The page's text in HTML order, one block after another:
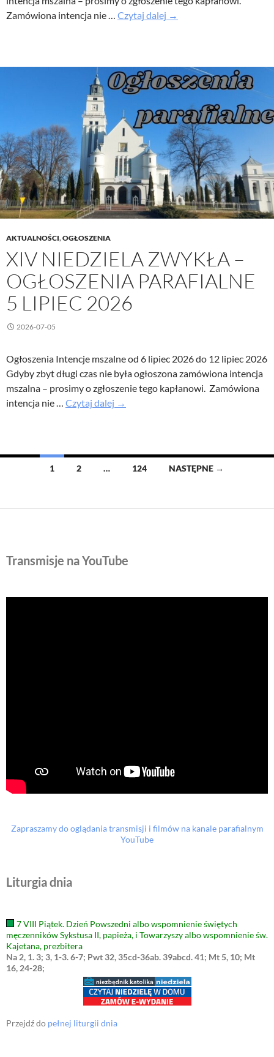
Zamówiona intencja nie … Czytaj dalej XV
Ogłoszenia
parafialne
lipiec
2026
→
AKTUALNOŚCI,OGŁOSZENIA
XIV NIEDZIELA ZWYKŁA –
OGŁOSZENIA PARAFIALNE
5 LIPIEC 2026
2026-07-05
Ogłoszenia Intencje mszalne od 6 lipiec 2026 do 12 lipiec 2026
Gdyby zbyt długi czas nie była ogłoszona zamówiona intencja
mszalna – prosimy o zgłoszenie tego kapłanowi. Zamówiona
intencja nie … Czytaj dalej XIV
Ogłoszenia
→
Nawigacja
wpisach
1 2 … 124 NASTĘPNE →
Transmisje na YouTube
Zapraszamy do oglądania transmisji i filmów na kanale parafialnym
YouTube
Liturgia dnia
7 VIII Piątek. Dzień Powszedni albo wspomnienie świętych
męczenników Sykstusa II, papieża, i Towarzyszy albo wspomnienie św.
Kajetana, prezbitera
Na 2, 1. 3; 3, 1-3. 6-7; Pwt 32, 35cd-36ab. 39abcd. 41; Mt 5, 10; Mt
16, 24-28;
Przejdź do pełnej liturgii dnia